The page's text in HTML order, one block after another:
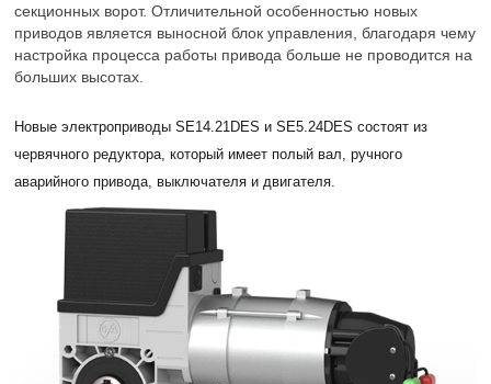
секционных ворот. Отличительной особенностью новых
приводов является выносной блок управления, благодаря чему
настройка процесса работы привода больше не проводится на
больших высотах.
Новые электроприводы SE14.21DES и SE5.24DES состоят из
червячного редуктора, который имеет полый вал, ручного
аварийного привода, выключателя и двигателя.